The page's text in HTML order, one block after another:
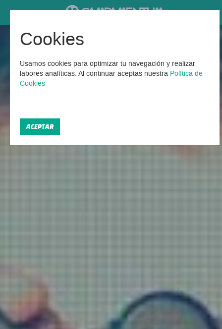
Campamentos de Francés
en España
Encontrados 4 Campamentos en francés 2026
Cookies
Usamos cookies para optimizar tu navegación y realizar
labores analíticas. Al continuar aceptas nuestra Política de
Cookies
ACEPTAR